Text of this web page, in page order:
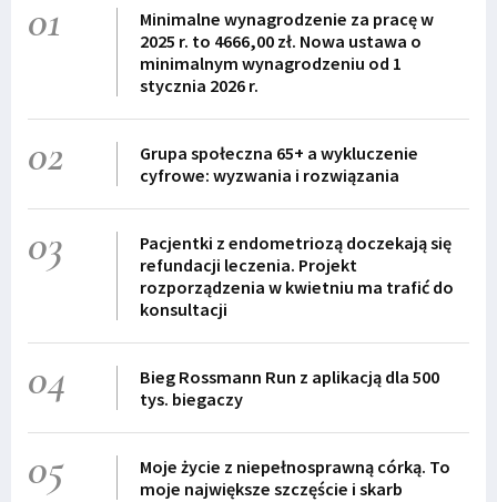
01
Minimalne wynagrodzenie za pracę w
2025 r. to 4666,00 zł. Nowa ustawa o
minimalnym wynagrodzeniu od 1
stycznia 2026 r.
02
Grupa społeczna 65+ a wykluczenie
cyfrowe: wyzwania i rozwiązania
03
Pacjentki z endometriozą doczekają się
refundacji leczenia. Projekt
rozporządzenia w kwietniu ma trafić do
konsultacji
04
Bieg Rossmann Run z aplikacją dla 500
tys. biegaczy
05
Moje życie z niepełnosprawną córką. To
moje największe szczęście i skarb